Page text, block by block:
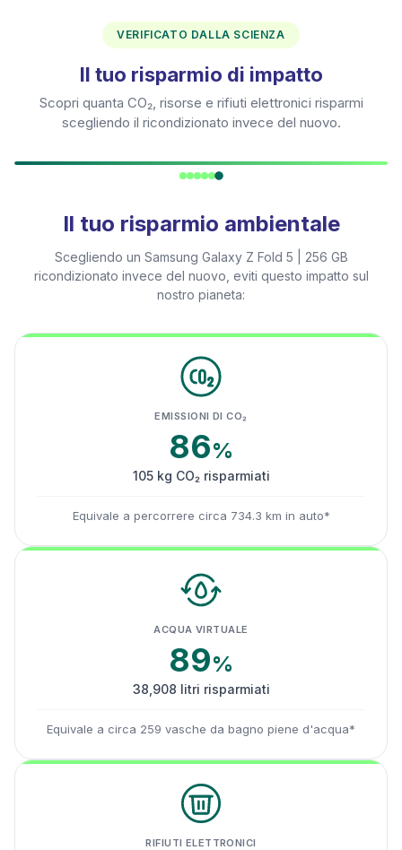
VERIFICATO DALLA SCIENZA
Il tuo risparmio di impatto
Scopri quanta CO₂, risorse e rifiuti elettronici risparmi
scegliendo il ricondizionato invece del nuovo.
Il tuo risparmio ambientale
Scegliendo un Samsung Galaxy Z Fold 5 | 256 GB
ricondizionato invece del nuovo, eviti questo impatto sul
nostro pianeta:
EMISSIONI DI CO₂
86%
105 kg CO₂ risparmiati
Equivale a percorrere circa 734.3 km in auto*
ACQUA VIRTUALE
89%
38,908 litri risparmiati
Equivale a circa 259 vasche da bagno piene d'acqua*
RIFIUTI ELETTRONICI